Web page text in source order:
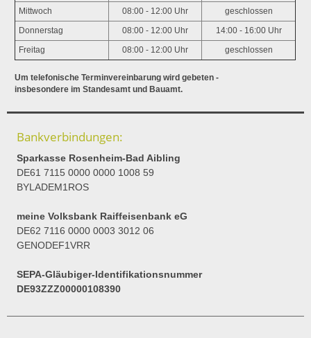
Mittwoch 08:00 - 12:00 Uhr geschlossen
Donnerstag 08:00 - 12:00 Uhr 14:00 - 16:00 Uhr
Freitag 08:00 - 12:00 Uhr geschlossen
Um telefonische Terminvereinbarung wird gebeten -
insbesondere im Standesamt und Bauamt.
Bankverbindungen:
Sparkasse Rosenheim-Bad Aibling
DE61 7115 0000 0000 1008 59
BYLADEM1ROS
meine Volksbank Raiffeisenbank eG
DE62 7116 0000 0003 3012 06
GENODEF1VRR
SEPA-Gläubiger-Identifikationsnummer
DE93ZZZ00000108390